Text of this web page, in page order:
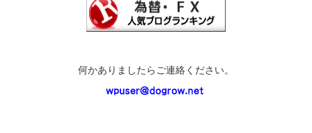
何かありましたらご連絡ください。